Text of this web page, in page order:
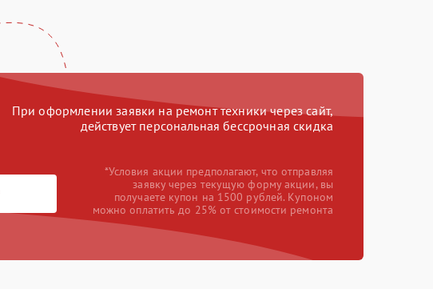
При оформлении заявки на ремонт техники через сайт,
действует персональная бессрочная скидка
*Условия акции предполагают, что отправляя
заявку через текущую форму акции, вы
получаете купон на 1500 рублей. Купоном
можно оплатить до 25% от стоимости ремонта